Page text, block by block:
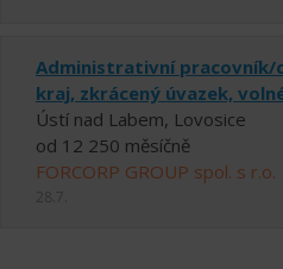
Administrativní pracovník/
kraj, zkrácený úvazek,
Ústí nad Labem, Lovosice
od 12 250 měsíčně
FORCORP GROUP spol. s r.o.